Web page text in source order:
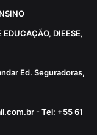
DIEESE,
Ed. Seguradoras,
- Tel: +55 61